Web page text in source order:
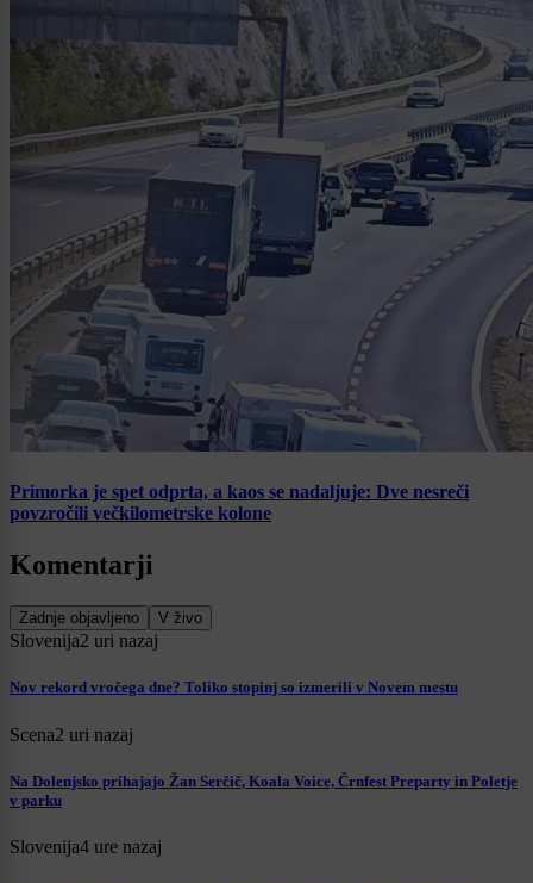
Primorka je spet odprta, a kaos se nadaljuje: Dve nesreči
povzročili večkilometrske kolone
Komentarji
Zadnje objavljeno V živo
Slovenija2 uri nazaj
Nov rekord vročega dne? Toliko stopinj so izmerili v Novem mestu
Scena2 uri nazaj
Na Dolenjsko prihajajo Žan Serčič, Koala Voice, Črnfest Preparty in Poletje
v parku
Slovenija4 ure nazaj